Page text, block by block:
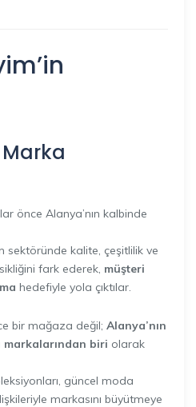
Marka
önce Alanya’nın kalbinde
sektöründe kalite, çeşitlilik ve
fark ederek, müşteri
hedefiyle yola çıktılar.
bir mağaza değil; Alanya’nın
biri olarak
güncel moda
markasını büyütmeye